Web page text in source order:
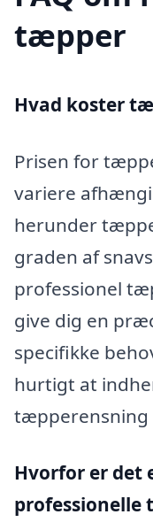
tæpper
Hvad koster
Prisen for
variere
herunder
graden af
professionel
give dig en
specifikke
hurtigt at
tæpperensning
Hvorfor er det
professionelle